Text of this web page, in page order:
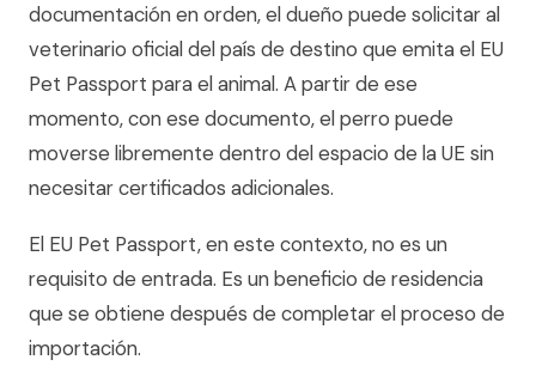
documentación en orden, el dueño puede solicitar al
veterinario oficial del país de destino que emita el EU
Pet Passport para el animal. A partir de ese
momento, con ese documento, el perro puede
moverse libremente dentro del espacio de la UE sin
necesitar certificados adicionales.
El EU Pet Passport, en este contexto, no es un
requisito de entrada. Es un beneficio de residencia
que se obtiene después de completar el proceso de
importación.